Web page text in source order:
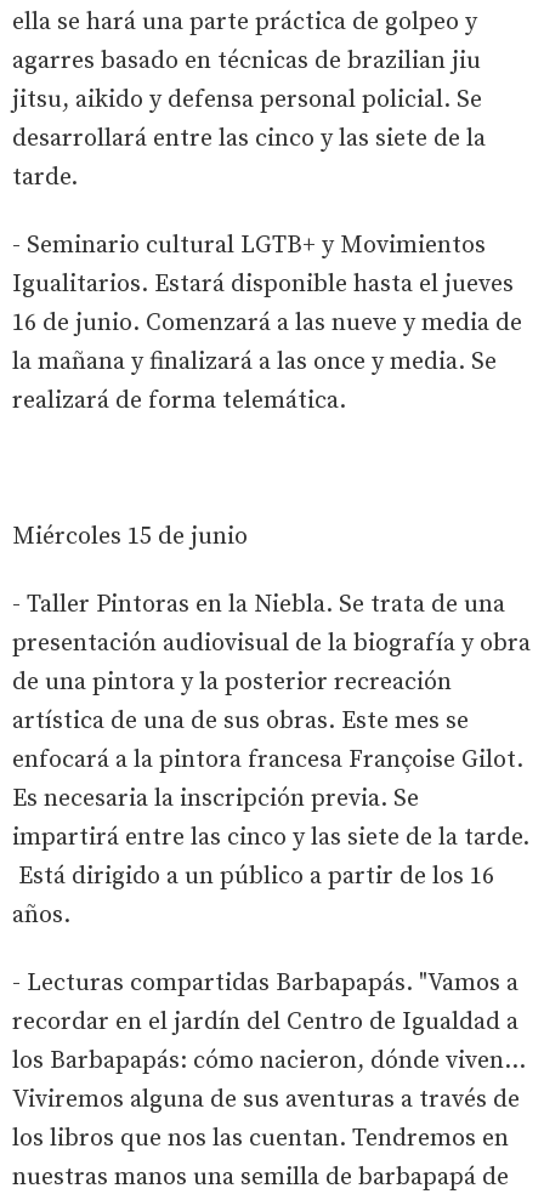
ella se hará una parte práctica de golpeo y
agarres basado en técnicas de brazilian jiu
jitsu, aikido y defensa personal policial. Se
desarrollará entre las cinco y las siete de la
tarde.
- Seminario cultural LGTB+ y Movimientos
Igualitarios. Estará disponible hasta el jueves
16 de junio. Comenzará a las nueve y media de
la mañana y finalizará a las once y media. Se
realizará de forma telemática.
Miércoles 15 de junio
- Taller Pintoras en la Niebla. Se trata de una
presentación audiovisual de la biografía y obra
de una pintora y la posterior recreación
artística de una de sus obras. Este mes se
enfocará a la pintora francesa Françoise Gilot.
Es necesaria la inscripción previa. Se
impartirá entre las cinco y las siete de la tarde.
Está dirigido a un público a partir de los 16
años.
- Lecturas compartidas Barbapapás. "Vamos a
recordar en el jardín del Centro de Igualdad a
los Barbapapás: cómo nacieron, dónde viven…
Viviremos alguna de sus aventuras a través de
los libros que nos las cuentan. Tendremos en
nuestras manos una semilla de barbapapá de